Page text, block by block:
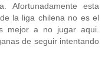
Afortunadamente esta
la liga chilena no es el
mejor a no jugar aqui.
de seguir intentando